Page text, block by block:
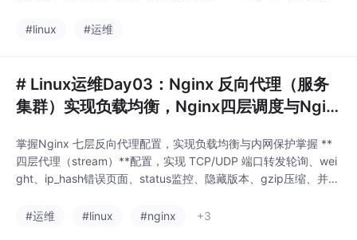
遍历所有行数组名[下标]=元素值数组名[下标]下标可以是数字或字
#linux #运维
# Linux运维Day03：Nginx 反向代理（服务
集群）实现负载均衡，Nginx四层调度与Ngin
藏 Nginx 版本号，页面压缩，并发量优化）
掌握Nginx 七层反向代理配置，实现负载均衡与内网保护掌握 **
四层代理（stream）**配置，实现 TCP/UDP 端口转发轮询、wei
ght、ip_hash错误页面、status监控、隐藏版本、gzip压缩、并发
#运维
#linux #nginx +3